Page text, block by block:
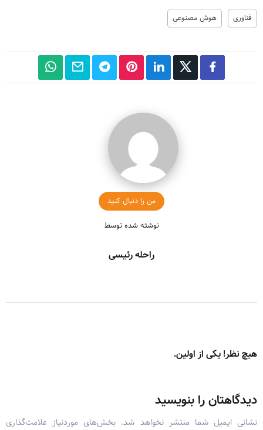
فناوری هوش مصنوعی
من را دنبال کنید
نوشته شده توسط
راحله رئیسی
هیچ نظر! یکی از اولین.
دیدگاهتان را بنویسید
نشانی ایمیل شما منتشر نخواهد شد. بخش‌های موردنیاز علامت‌گذاری